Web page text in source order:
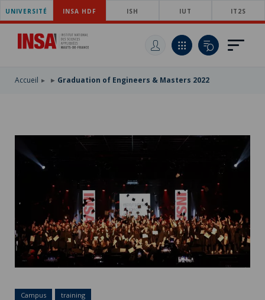
SKIP
TO
MAIN
NAVIGATION
SKIP
MAIN
SKIP
UNIVERSITÉ INSA HDF ISH IUT IT2S
Accueil Graduation of Engineers & Masters 2022
Campus training